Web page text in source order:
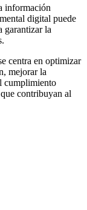
información
digital puede
garantizar la
centra en optimizar
mejorar la
cumplimiento
contribuyan al